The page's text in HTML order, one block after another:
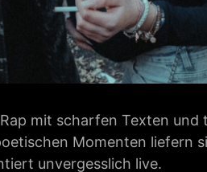
mit scharfen Texten und
Momenten liefern
unvergesslich live.